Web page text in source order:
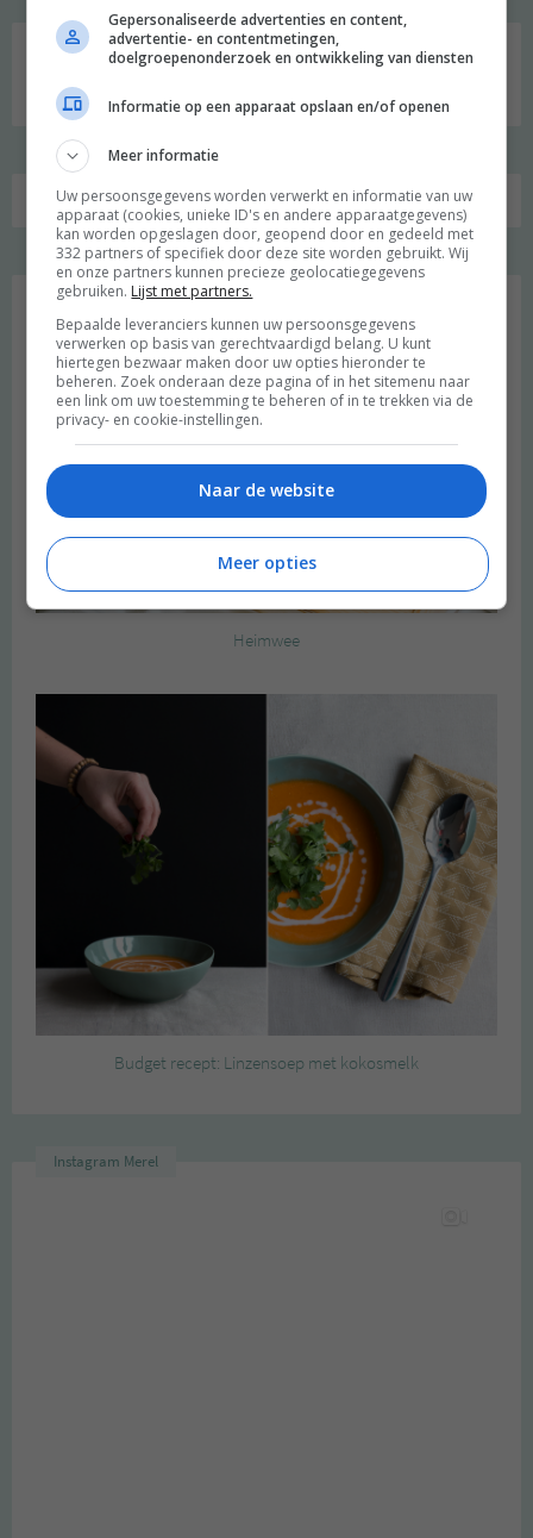
naar:
Favoriet
Heimwee
Budget recept: Linzensoep met kokosmelk
Instagram Merel
Gepersonaliseerde advertenties en content,
advertentie- en contentmetingen,
doelgroepenonderzoek en ontwikkeling van diensten
Informatie op een apparaat opslaan en/of openen
Meer informatie
Uw persoonsgegevens worden verwerkt en informatie van uw
apparaat (cookies, unieke ID's en andere apparaatgegevens)
kan worden opgeslagen door, geopend door en gedeeld met
332 partners of specifiek door deze site worden gebruikt. Wij
en onze partners kunnen precieze geolocatiegegevens
gebruiken. Lijst met partners.
Bepaalde leveranciers kunnen uw persoonsgegevens
verwerken op basis van gerechtvaardigd belang. U kunt
hiertegen bezwaar maken door uw opties hieronder te
beheren. Zoek onderaan deze pagina of in het sitemenu naar
een link om uw toestemming te beheren of in te trekken via de
privacy- en cookie-instellingen.
Naar de website
Meer opties